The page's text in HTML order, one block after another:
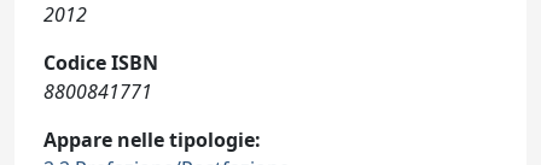
2012
Codice ISBN
8800841771
Appare nelle tipologie: